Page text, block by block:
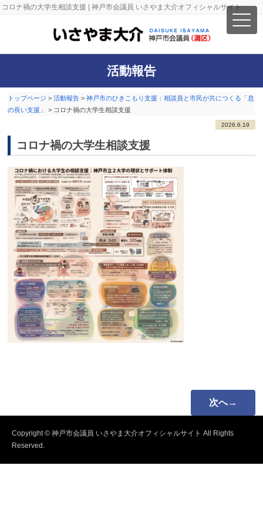
コロナ禍の大学生相談支援 | 神戸市会議員 いさやま大介オフィシャルサイト
活動報告
トップページ >活動報告 >神戸市のひきこもり支援：相談員と市民が共につくる「息
の長い支援」
> コロナ禍の大学生相談支援
2026.6.19
コロナ禍の大学生相談支援
次へ→
Copyright © 神戸市会議員 いさやま大介オフィシャルサイト All Rights
Reserved.